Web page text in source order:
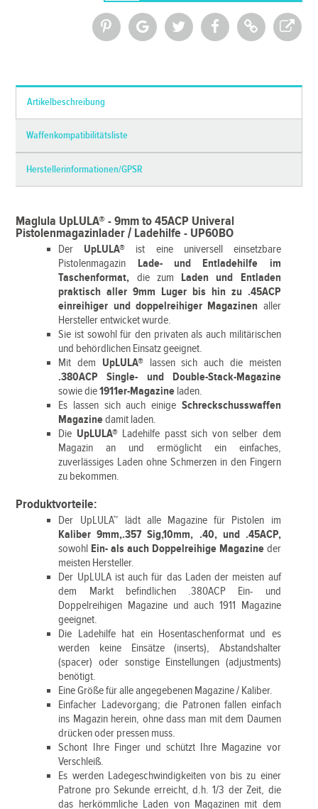
Artikelbeschreibung
Waffenkompatibilitätsliste
Herstellerinformationen/GPSR
Maglula UpLULA® - 9mm to 45ACP Univeral
Pistolenmagazinlader / Ladehilfe - UP60BO
Der UpLULA® ist eine universell einsetzbare
Pistolenmagazin Lade- und Entladehilfe im
Taschenformat, die zum Laden und Entladen
praktisch aller 9mm Luger bis hin zu .45ACP
einreihiger und doppelreihiger Magazinen aller
Hersteller entwicket wurde.
Sie ist sowohl für den privaten als auch militärischen
und behördlichen Einsatz geeignet.
Mit dem UpLULA®lassen sich auch die meisten
.380ACP Single- und Double-Stack-Magazine
sowie die1911er-Magazine laden.
Es lassen sich auch einige Schreckschusswaffen
Magazinedamit laden.
Die UpLULA®Ladehilfe passt sich von selber dem
Magazin an und ermöglicht ein einfaches,
zuverlässiges Laden ohne Schmerzen in den Fingern
zu bekommen.
Produktvorteile:
Der UpLULA™ lädt alle Magazine für Pistolen im
Kaliber 9mm,.357 Sig,10mm, .40, und .45ACP,
sowohl Ein- als auch Doppelreihige Magazineder
meisten Hersteller.
Der UpLULA ist auch für das Laden der meisten auf
dem Markt befindlichen .380ACP Ein- und
Doppelreihigen Magazine und auch 1911 Magazine
geeignet.
Die Ladehilfe hat ein Hosentaschenformat und es
werden keine Einsätze (inserts), Abstandshalter
(spacer) oder sonstige Einstellungen (adjustments)
benötigt.
Eine Größe für alle angegebenen Magazine / Kaliber.
Einfacher Ladevorgang; die Patronen fallen einfach
ins Magazin herein, ohne dass man mit dem Daumen
drücken oder pressen muss.
Schont Ihre Finger und schützt Ihre Magazine vor
Verschleiß.
Es werden Ladegeschwindigkeiten von bis zu einer
Patrone pro Sekunde erreicht, d.h. 1/3 der Zeit, die
das herkömmliche Laden von Magazinen mit dem